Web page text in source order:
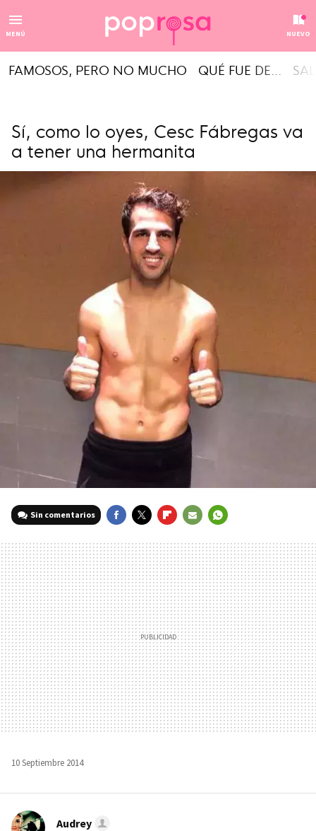
MENÚ NUEVO
FAMOSOS, PERO NO MUCHO QUÉ FUE DE...
Sí, como lo oyes, Cesc Fábregas va
a tener una hermanita
Sin comentarios
MAIL
10 Septiembre 2014
Audrey